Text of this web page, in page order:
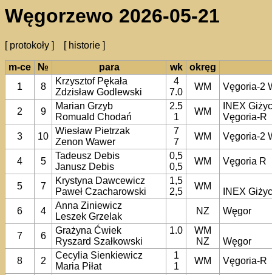
Węgorzewo 2026-05-21
[ protokoły ] [ historie ]
m-ce № para wk
okręg
1
8
Krzysztof Pękała 4
WM Vęgoria-2
Zdzisław Godlewski
7.0
2
9
Marian Grzyb 2.5
WM
INEX
Romuald Chodań
1
Vęgoria-R
3
10
Wiesław Pietrzak 7
WM Vęgoria-2
Zenon Wawer
7
4
5
Tadeusz Debis 0,5
WM Vęgoria R
Janusz Debis
0,5
5
7
Krystyna Dawcewicz 1,5
WM
Paweł Czacharowski 2,5
INEX
6
4
Anna Ziniewicz
NZ Węgor
Leszek Grzelak
7
6
Grażyna Ćwiek 1.0
WM
Ryszard Szałkowski
NZ
Węgor
8
2
Cecylia Sienkiewicz 1
WM Vęgoria-R
Maria Piłat
1